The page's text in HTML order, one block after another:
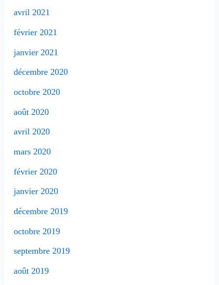
avril 2021
février 2021
janvier 2021
décembre 2020
octobre 2020
août 2020
avril 2020
mars 2020
février 2020
janvier 2020
décembre 2019
octobre 2019
septembre 2019
août 2019